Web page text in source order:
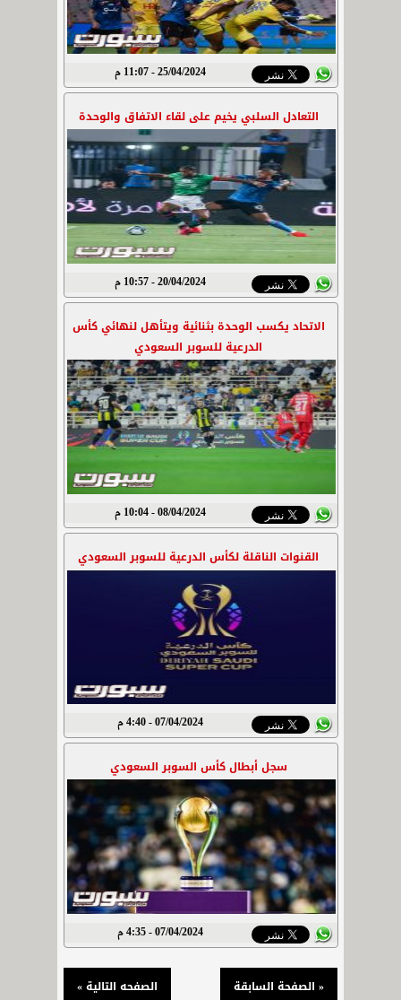
25/04/2024 - 11:07 م
التعادل السلبي يخيم على لقاء الاتفاق والوحدة
20/04/2024 - 10:57 م
الاتحاد يكسب الوحدة بثنائية ويتأهل لنهائي كأس
الدرعية للسوبر السعودي
08/04/2024 - 10:04 م
القنوات الناقلة لكأس الدرعية للسوبر السعودي
07/04/2024 - 4:40 م
سجل أبطال كأس السوبر السعودي
07/04/2024 - 4:35 م
الصفحه التالية » « الصفحة السابقة